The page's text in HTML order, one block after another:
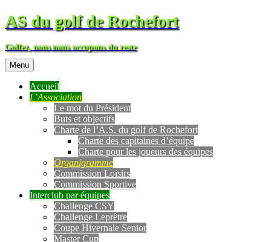
AS du golf de Rochefort
Golfez, nous nous occupons du reste
Menu
Accueil
L’Association
Le mot du Président
Buts et objectifs
Charte de l’A.S. du golf de Rochefort
Charte des capitaines d’équipe
Charte pour les joueurs des équipes
Organigramme
Commission Loisirs
Commission Sportive
Interclub par équipes
Challenge CSY
Challenge Leprêtre
Coupe Hivernale Senior
Master Cup